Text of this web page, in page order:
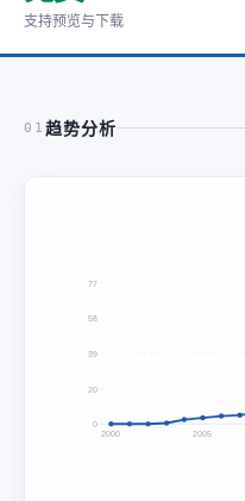
支持预览与下载
01 趋势分析
77
58
39
20
0
2000 2005